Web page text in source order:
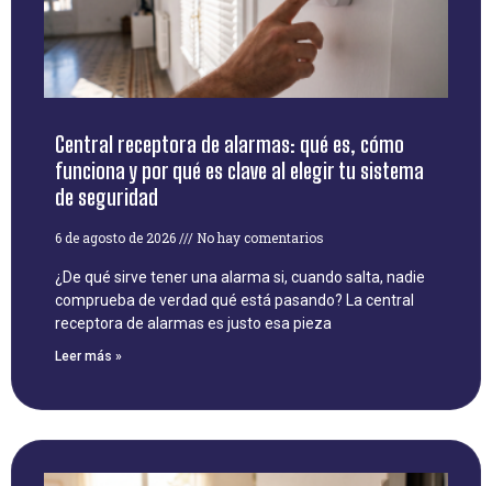
Central receptora de alarmas: qué es, cómo
funciona y por qué es clave al elegir tu sistema
de seguridad
6 de agosto de 2026 No hay comentarios
¿De qué sirve tener una alarma si, cuando salta, nadie
comprueba de verdad qué está pasando? La central
receptora de alarmas es justo esa pieza
Leer más »